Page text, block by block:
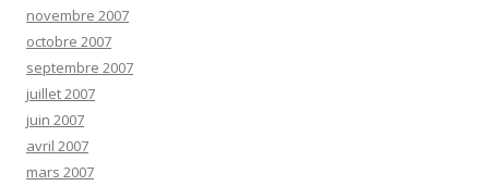
novembre 2007
octobre 2007
septembre 2007
juillet 2007
juin 2007
avril 2007
mars 2007